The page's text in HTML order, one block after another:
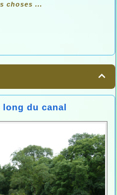
choses ...

long du canal